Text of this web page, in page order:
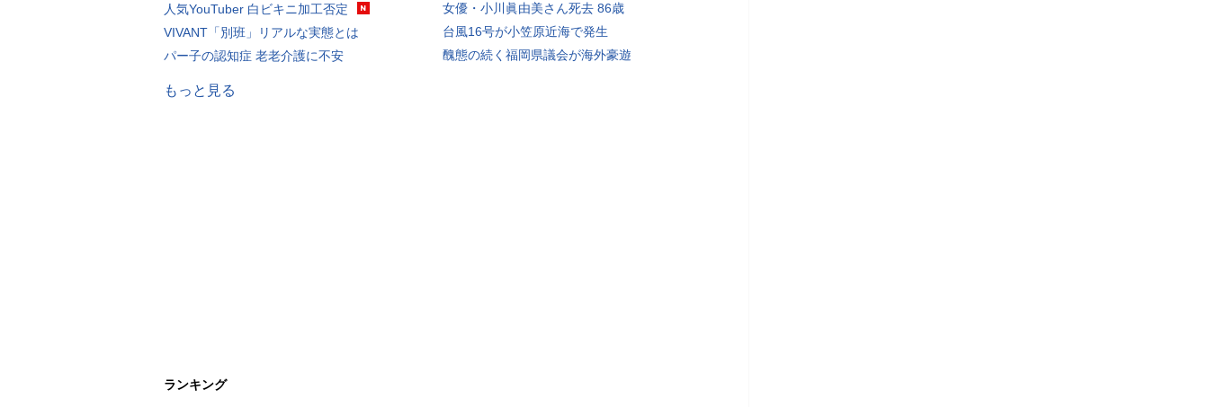
人気YouTuber 白ビキニ加工否定
VIVANT「別班」リアルな実態とは
パー子の認知症 老老介護に不安
女優・小川眞由美さん死去 86歳
台風16号が小笠原近海で発生
醜態の続く福岡県議会が海外豪遊
もっと見る
ランキング